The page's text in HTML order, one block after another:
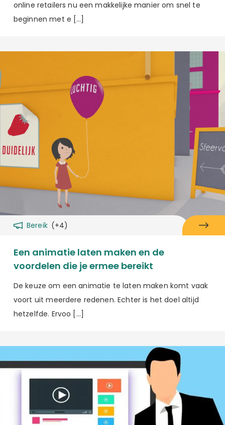
online retailers nu een makkelijke manier om snel te
beginnen met e […]
Bereik (+4)
Een animatie laten maken en de
voordelen die je ermee bereikt
De keuze om een animatie te laten maken komt vaak
voort uit meerdere redenen. Echter is het doel altijd
hetzelfde. Ervoo […]